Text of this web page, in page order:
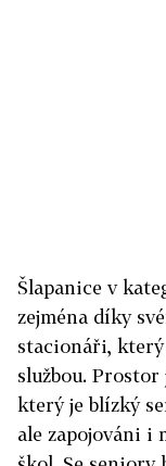
Šlapanice v
zejména díky
stacionáři, který
službou.
který je blízký
ale zapojováni i